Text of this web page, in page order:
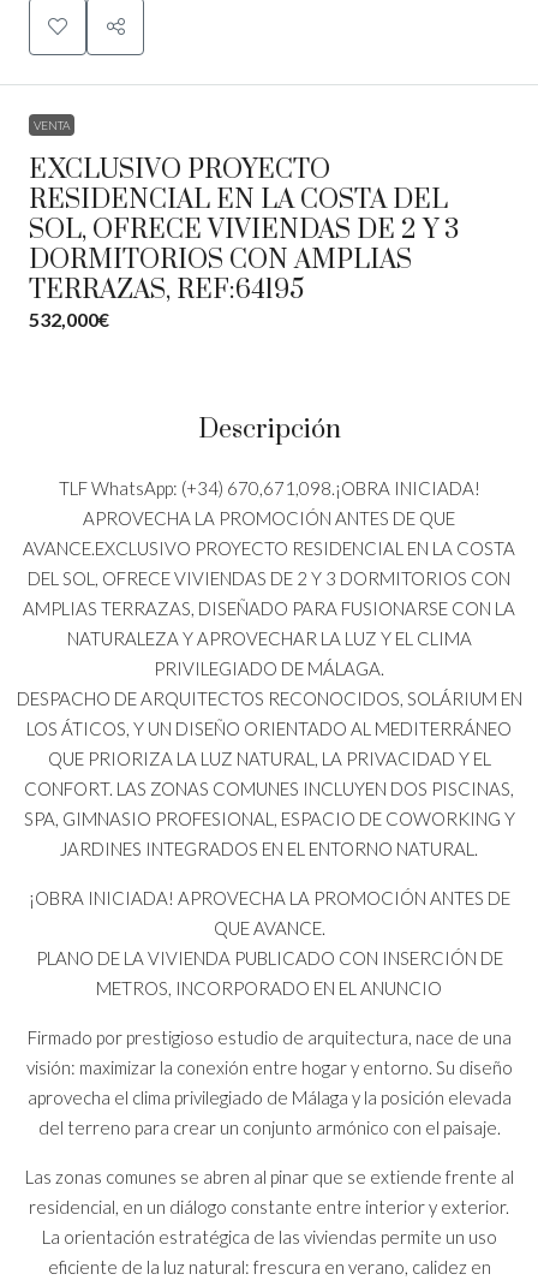
VENTA
EXCLUSIVO PROYECTO
RESIDENCIAL EN LA COSTA DEL
SOL, OFRECE VIVIENDAS DE 2 Y 3
DORMITORIOS CON AMPLIAS
TERRAZAS, REF:64195
532,000€
Descripción
TLF WhatsApp: (+34) 670,671,098.¡OBRA INICIADA!
APROVECHA LA PROMOCIÓN ANTES DE QUE
AVANCE.EXCLUSIVO PROYECTO RESIDENCIAL EN LA COSTA
DEL SOL, OFRECE VIVIENDAS DE 2 Y 3 DORMITORIOS CON
AMPLIAS TERRAZAS, DISEÑADO PARA FUSIONARSE CON LA
NATURALEZA Y APROVECHAR LA LUZ Y EL CLIMA
PRIVILEGIADO DE MÁLAGA.
DESPACHO DE ARQUITECTOS RECONOCIDOS, SOLÁRIUM EN
LOS ÁTICOS, Y UN DISEÑO ORIENTADO AL MEDITERRÁNEO
QUE PRIORIZA LA LUZ NATURAL, LA PRIVACIDAD Y EL
CONFORT. LAS ZONAS COMUNES INCLUYEN DOS PISCINAS,
SPA, GIMNASIO PROFESIONAL, ESPACIO DE COWORKING Y
JARDINES INTEGRADOS EN EL ENTORNO NATURAL.
¡OBRA INICIADA! APROVECHA LA PROMOCIÓN ANTES DE
QUE AVANCE.
PLANO DE LA VIVIENDA PUBLICADO CON INSERCIÓN DE
METROS, INCORPORADO EN EL ANUNCIO
Firmado por prestigioso estudio de arquitectura, nace de una
visión: maximizar la conexión entre hogar y entorno. Su diseño
aprovecha el clima privilegiado de Málaga y la posición elevada
del terreno para crear un conjunto armónico con el paisaje.
Las zonas comunes se abren al pinar que se extiende frente al
residencial, en un diálogo constante entre interior y exterior.
La orientación estratégica de las viviendas permite un uso
eficiente de la luz natural: frescura en verano, calidez en